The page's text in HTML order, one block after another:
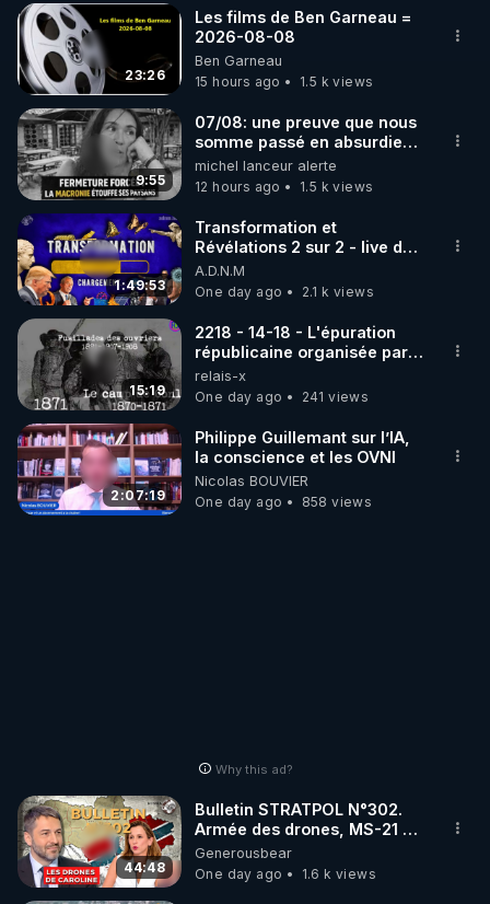
▶ 30 jours gratuit sur l’application de méditation et
de bien-être ENVOL :
Rendez-vous sur https://www.envol.app/code
le code : REGENERE
23:26
Les films de Ben Garneau =
2026-08-08
Ben Garneau
15 hours ago
1.5 k views
9:55
07/08: une preuve que nous
somme passé en absurdie
une dictature qui veut faire
taire ses opposant !
michel lanceur alerte
12 hours ago
1.5 k views
1:49:53
Transformation et
Révélations 2 sur 2 - live du
07/08/26
A.D.N.M
One day ago
2.1 k views
15:19
2218 - 14-18 - L'épuration
républicaine organisée par
les frères de la truelle
relais-x
One day ago
241 views
2:07:19
Philippe Guillemant sur l’IA,
la conscience et les OVNI
Nicolas BOUVIER
One day ago
858 views
Why this ad?
44:48
Bulletin STRATPOL N°302.
Armée des drones, MS-21 en
série, missiles coréens.
07.08.2026.
Generousbear
One day ago
1.6 k views